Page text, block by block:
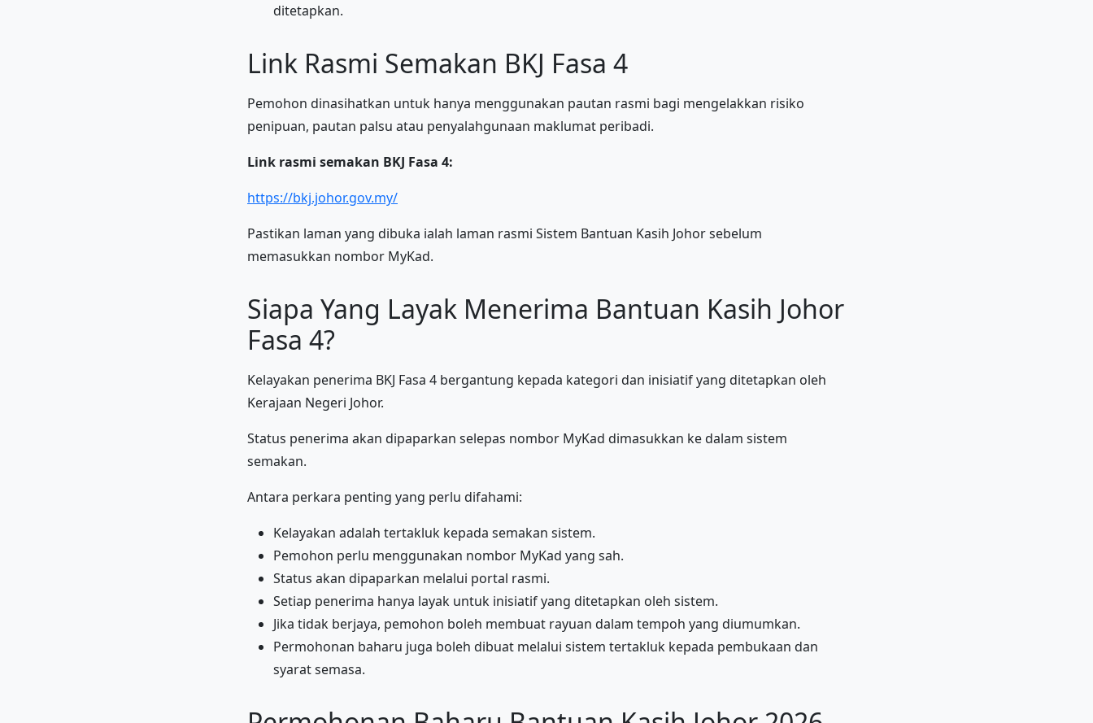
ditetapkan.
Link Rasmi Semakan BKJ Fasa 4
Pemohon dinasihatkan untuk hanya menggunakan pautan rasmi bagi mengelakkan risiko
penipuan, pautan palsu atau penyalahgunaan maklumat peribadi.
Link rasmi semakan BKJ Fasa 4:
https://bkj.johor.gov.my/
Pastikan laman yang dibuka ialah laman rasmi Sistem Bantuan Kasih Johor sebelum
memasukkan nombor MyKad.
Siapa Yang Layak Menerima Bantuan Kasih Johor
Fasa 4?
Kelayakan penerima BKJ Fasa 4 bergantung kepada kategori dan inisiatif yang ditetapkan oleh
Kerajaan Negeri Johor.
Status penerima akan dipaparkan selepas nombor MyKad dimasukkan ke dalam sistem
semakan.
Antara perkara penting yang perlu difahami:
Kelayakan adalah tertakluk kepada semakan sistem.
Pemohon perlu menggunakan nombor MyKad yang sah.
Status akan dipaparkan melalui portal rasmi.
Setiap penerima hanya layak untuk inisiatif yang ditetapkan oleh sistem.
Jika tidak berjaya, pemohon boleh membuat rayuan dalam tempoh yang diumumkan.
Permohonan baharu juga boleh dibuat melalui sistem tertakluk kepada pembukaan dan
syarat semasa.